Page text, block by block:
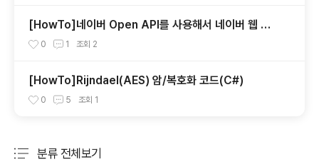
[HowTo]네이버 Open API를 사용해서 네이버 웹 문
서 검색 페이지 만들기(C#)
0 1 조회 2
[HowTo]Rijndael(AES) 암/복호화 코드(C#)
0 5 조회 1
분류 전체보기